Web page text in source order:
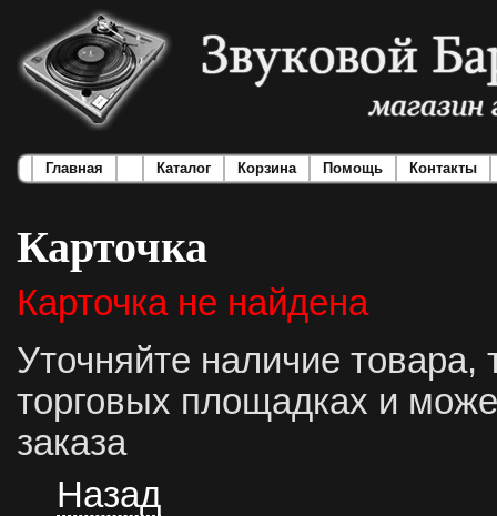
Главная Каталог Корзина Помощь Контакты
Карточка
Карточка не найдена
Уточняйте наличие товара,
торговых площадках и
заказа
Назад